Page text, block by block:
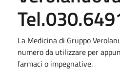
La Medicina di Gruppo
numero da utilizzare per
farmaci o impegnative.